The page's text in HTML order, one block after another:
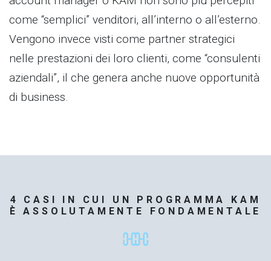
come “semplici” venditori, all’interno o all’esterno.
Vengono invece visti come partner strategici
nelle prestazioni dei loro clienti, come “consulenti
aziendali”, il che genera anche nuove opportunità
di business.
4 CASI IN CUI UN PROGRAMMA KAM
È ASSOLUTAMENTE FONDAMENTALE